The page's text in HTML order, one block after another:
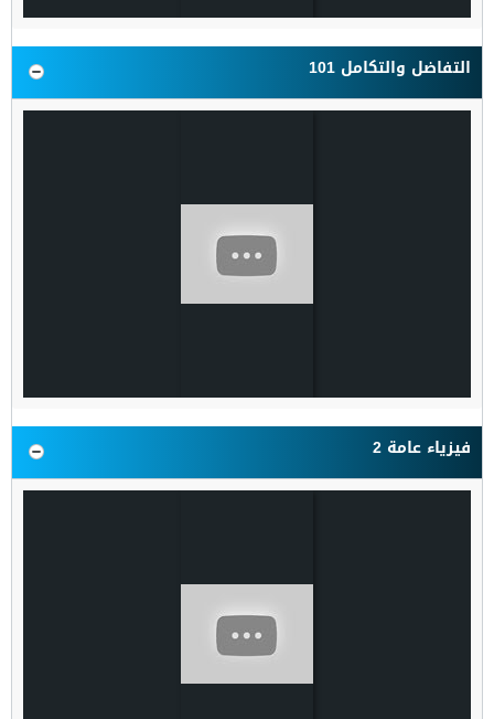
التفاضل والتكامل 101
فيزياء عامة 2